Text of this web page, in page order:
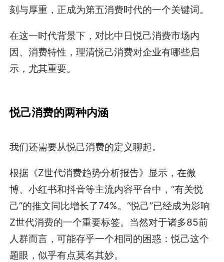
刻与厚重，正成为第五消费时代的一个关键词。
在这一时代背景下，对比中日悦己消费市场内
因、消费特性，理清悦己消费对企业有哪些启
示，尤其重要。
悦己消费的两种内涵
我们还需要从悦己消费的定义聊起。
根据《Z世代消费趋势分析报告》显示，在微
博、小红书和抖音等主流内容平台中，“有关悦
己”的推文同比增长了74%。“悦己”已经成为影响
Z世代消费的一个重要标签。当然对于诸多85前
人群而言，可能存乎一个相同的困惑：悦己这个
题眼，似乎有点莫名其妙。